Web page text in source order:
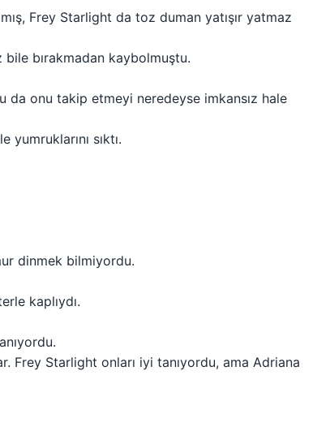
Frey Starlight da toz duman yatışır yatmaz
bile bırakmadan kaybolmuştu.
da onu takip etmeyi neredeyse imkansız hale
sıktı.
dinmek bilmiyordu.
kaplıydı.
Frey Starlight onları iyi tanıyordu, ama Adriana